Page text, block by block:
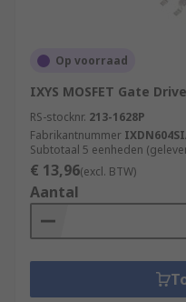
Op voorraad
IXYS MOSFET Gate
RS-stocknr. 213-1628P
Fabrikantnummer
Subtotaal 5 eenheden
€ 13,96(excl. BTW)
Aantal